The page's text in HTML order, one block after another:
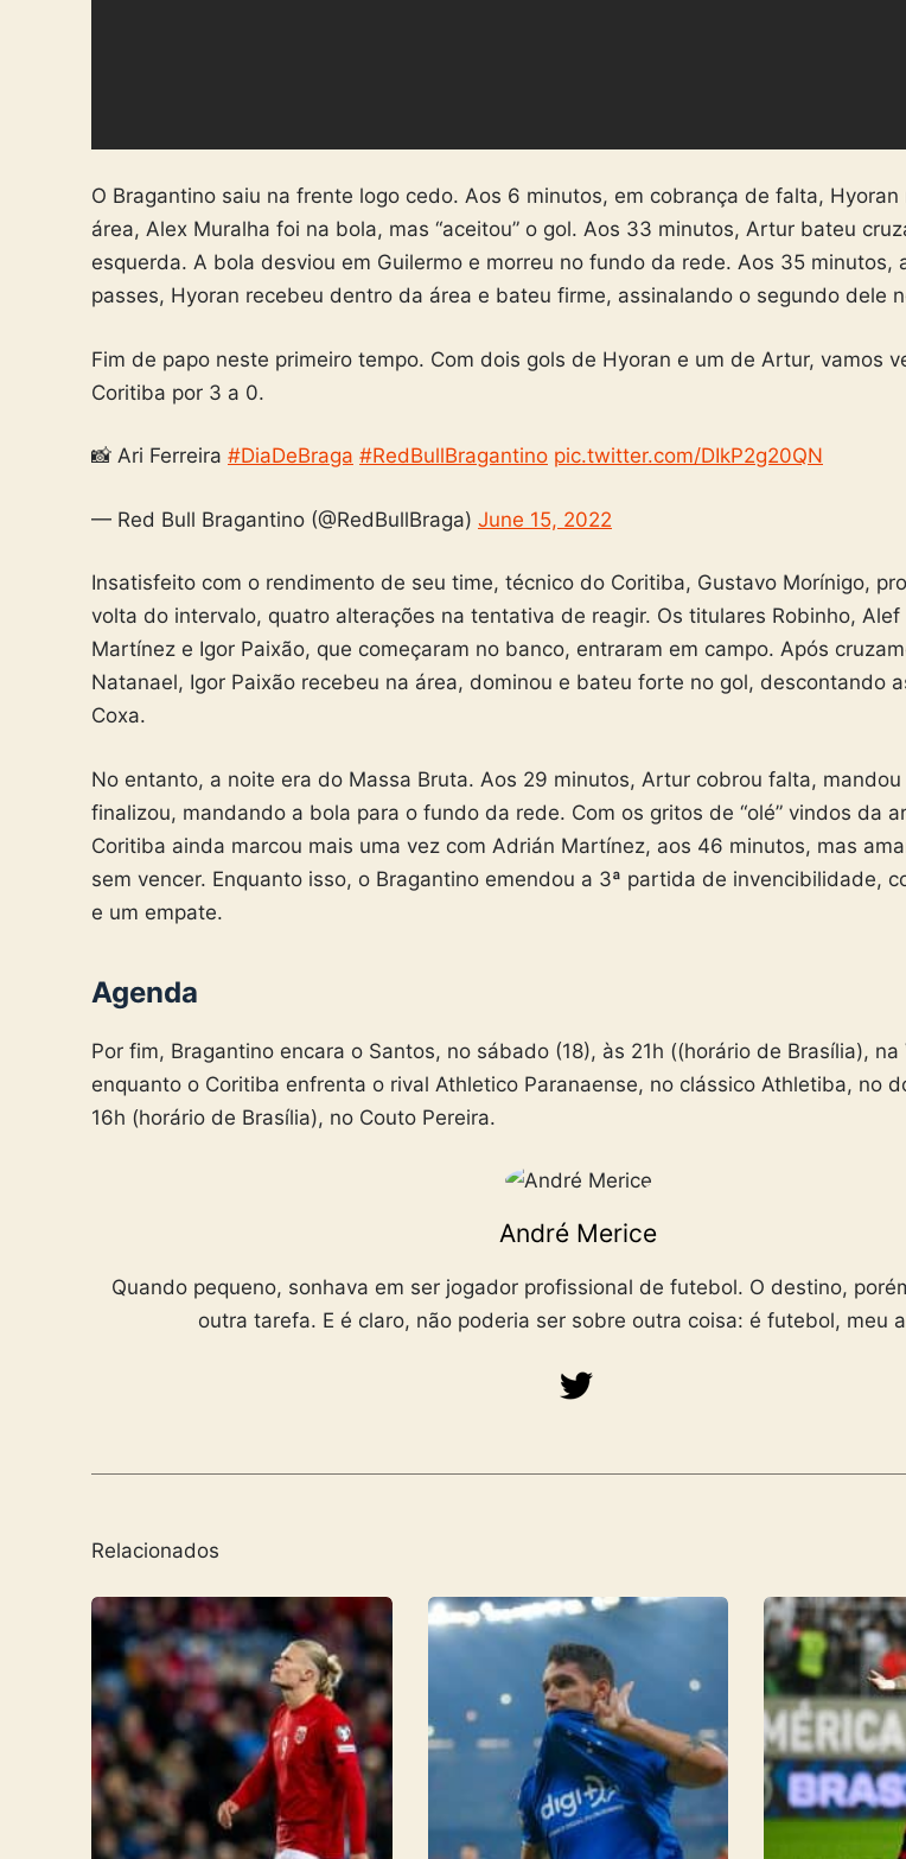
O Bragantino saiu na frente logo cedo. Aos 6 minutos, em cobrança de falta, Hyoran
área, Alex Muralha foi na bola, mas “aceitou” o gol. Aos 33 minutos, Artur bateu
esquerda. A bola desviou em Guilermo e morreu no fundo da rede. Aos 35 minutos,
passes, Hyoran recebeu dentro da área e bateu firme, assinalando o segundo dele
Fim de papo neste primeiro tempo. Com dois gols de Hyoran e um de Artur, vamos
Coritiba por 3 a 0.
📸 Ari Ferreira #DiaDeBraga #RedBullBragantino pic.twitter.com/DIkP2g20QN
— Red Bull Bragantino (@RedBullBraga) June 15, 2022
Insatisfeito com o rendimento de seu time, técnico do Coritiba, Gustavo Morínigo,
volta do intervalo, quatro alterações na tentativa de reagir. Os titulares Robinho, Alef
Martínez e Igor Paixão, que começaram no banco, entraram em campo. Após
Natanael, Igor Paixão recebeu na área, dominou e bateu forte no gol, descontando
Coxa.
No entanto, a noite era do Massa Bruta. Aos 29 minutos, Artur cobrou falta,
finalizou, mandando a bola para o fundo da rede. Com os gritos de “olé” vindos da
Coritiba ainda marcou mais uma vez com Adrián Martínez, aos 46 minutos, mas
sem vencer. Enquanto isso, o Bragantino emendou a 3ª partida de invencibilidade,
e um empate.
Agenda
Por fim, Bragantino encara o Santos, no sábado (18), às 21h ((horário de Brasília), na
enquanto o Coritiba enfrenta o rival Athletico Paranaense, no clássico Athletiba, no
16h (horário de Brasília), no Couto Pereira.
André Merice
Quando pequeno, sonhava em ser jogador profissional de futebol. O destino,
outra tarefa. E é claro, não poderia ser sobre outra coisa: é futebol, meu
Relacionados